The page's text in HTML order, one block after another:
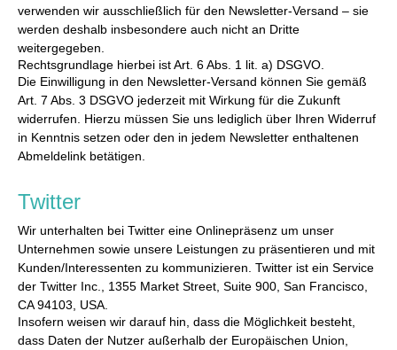
verwenden wir ausschließlich für den Newsletter-Versand – sie
werden deshalb insbesondere auch nicht an Dritte
weitergegeben.
Rechtsgrundlage hierbei ist Art. 6 Abs. 1 lit. a) DSGVO.
Die Einwilligung in den Newsletter-Versand können Sie gemäß
Art. 7 Abs. 3 DSGVO jederzeit mit Wirkung für die Zukunft
widerrufen. Hierzu müssen Sie uns lediglich über Ihren Widerruf
in Kenntnis setzen oder den in jedem Newsletter enthaltenen
Abmeldelink betätigen.
Twitter
Wir unterhalten bei Twitter eine Onlinepräsenz um unser
Unternehmen sowie unsere Leistungen zu präsentieren und mit
Kunden/Interessenten zu kommunizieren. Twitter ist ein Service
der Twitter Inc., 1355 Market Street, Suite 900, San Francisco,
CA 94103, USA.
Insofern weisen wir darauf hin, dass die Möglichkeit besteht,
dass Daten der Nutzer außerhalb der Europäischen Union,